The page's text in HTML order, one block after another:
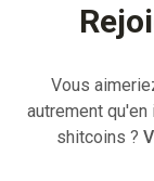
Vous
autrement
shitcoins ?